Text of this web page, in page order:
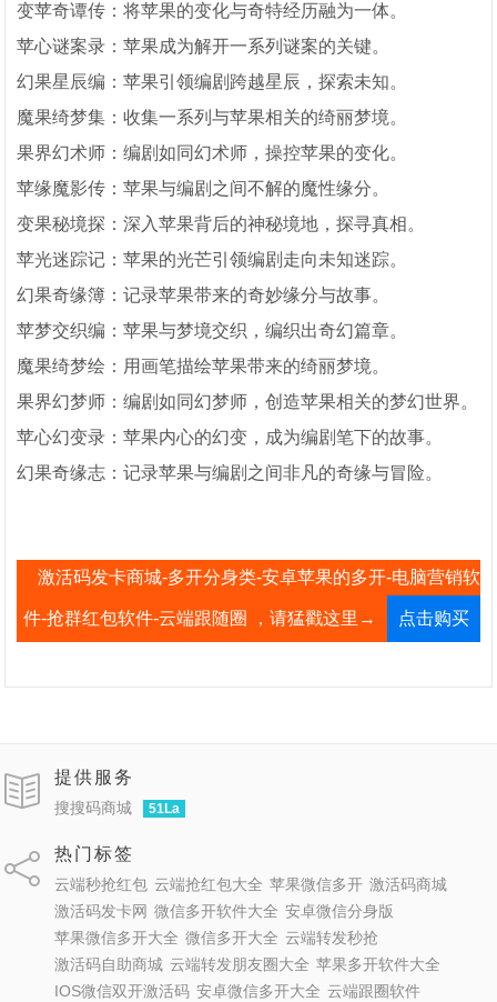
变苹奇谭传：将苹果的变化与奇特经历融为一体。
苹心谜案录：苹果成为解开一系列谜案的关键。
幻果星辰编：苹果引领编剧跨越星辰，探索未知。
魔果绮梦集：收集一系列与苹果相关的绮丽梦境。
果界幻术师：编剧如同幻术师，操控苹果的变化。
苹缘魔影传：苹果与编剧之间不解的魔性缘分。
变果秘境探：深入苹果背后的神秘境地，探寻真相。
苹光迷踪记：苹果的光芒引领编剧走向未知迷踪。
幻果奇缘簿：记录苹果带来的奇妙缘分与故事。
苹梦交织编：苹果与梦境交织，编织出奇幻篇章。
魔果绮梦绘：用画笔描绘苹果带来的绮丽梦境。
果界幻梦师：编剧如同幻梦师，创造苹果相关的梦幻世界。
苹心幻变录：苹果内心的幻变，成为编剧笔下的故事。
幻果奇缘志：记录苹果与编剧之间非凡的奇缘与冒险。
激活码发卡商城-多开分身类-安卓苹果的多开-电脑营销软
件-抢群红包软件-云端跟随圈 ，请猛戳这里→ 点击购买
提供服务
搜搜码商城 51La
热门标签
云端秒抢红包 云端抢红包大全 苹果微信多开 激活码商城
激活码发卡网 微信多开软件大全 安卓微信分身版
苹果微信多开大全 微信多开大全 云端转发秒抢
激活码自助商城 云端转发朋友圈大全 苹果多开软件大全
IOS微信双开激活码 安卓微信多开大全 云端跟圈软件